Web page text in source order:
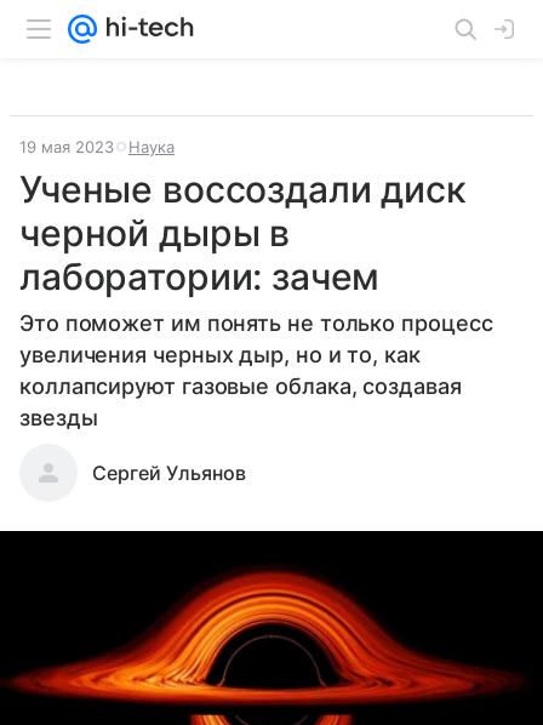
19 мая 2023 Наука
Ученые воссоздали диск
черной дыры в
лаборатории: зачем
Это поможет им понять не только процесс
увеличения черных дыр, но и то, как
коллапсируют газовые облака, создавая
звезды
Сергей Ульянов